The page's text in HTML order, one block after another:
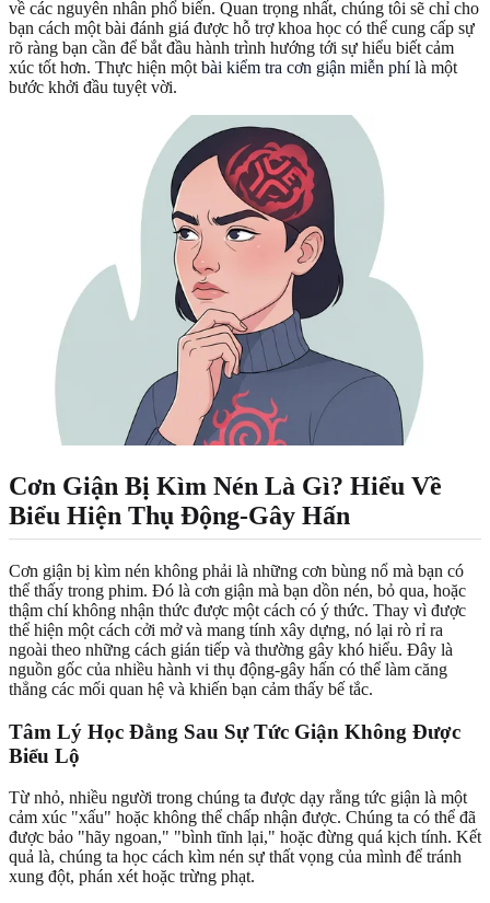
về các nguyên nhân phổ biến. Quan trọng nhất, chúng tôi sẽ chỉ cho
bạn cách một bài đánh giá được hỗ trợ khoa học có thể cung cấp sự
rõ ràng bạn cần để bắt đầu hành trình hướng tới sự hiểu biết cảm
xúc tốt hơn. Thực hiện một bài kiểm tra cơn giận miễn phílà một
bước khởi đầu tuyệt vời.
Cơn Giận Bị Kìm Nén Là Gì? Hiểu Về
Biểu Hiện Thụ Động-Gây Hấn
Cơn giận bị kìm nén không phải là những cơn bùng nổ mà bạn có
thể thấy trong phim. Đó là cơn giận mà bạn dồn nén, bỏ qua, hoặc
thậm chí không nhận thức được một cách có ý thức. Thay vì được
thể hiện một cách cởi mở và mang tính xây dựng, nó lại rò rỉ ra
ngoài theo những cách gián tiếp và thường gây khó hiểu. Đây là
nguồn gốc của nhiều hành vi thụ động-gây hấn có thể làm căng
thẳng các mối quan hệ và khiến bạn cảm thấy bế tắc.
Tâm Lý Học Đằng Sau Sự Tức Giận Không Được
Biểu Lộ
Từ nhỏ, nhiều người trong chúng ta được dạy rằng tức giận là một
cảm xúc "xấu" hoặc không thể chấp nhận được. Chúng ta có thể đã
được bảo "hãy ngoan," "bình tĩnh lại," hoặc đừng quá kịch tính. Kết
quả là, chúng ta học cách kìm nén sự thất vọng của mình để tránh
xung đột, phán xét hoặc trừng phạt.